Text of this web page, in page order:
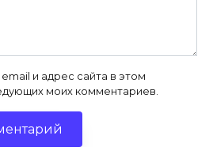
и адрес сайта в этом
моих комментариев.